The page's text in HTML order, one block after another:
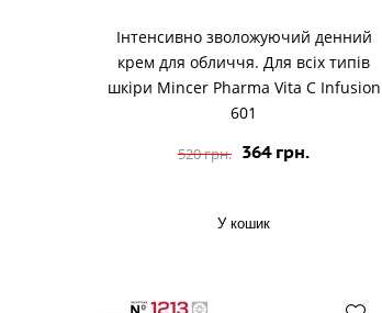
Інтенсивно зволожуючий денний
крем для обличчя. Для всіх типів
шкіри Mincer Pharma Vita C Infusion
601
520 грн. 364 грн.
У кошик